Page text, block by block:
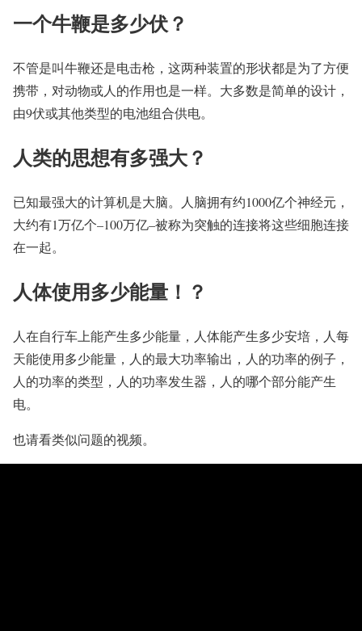
一个牛鞭是多少伏？
不管是叫牛鞭还是电击枪，这两种装置的形状都是为了方便
携带，对动物或人的作用也是一样。大多数是简单的设计，
由9伏或其他类型的电池组合供电。
人类的思想有多强大？
已知最强大的计算机是大脑。人脑拥有约1000亿个神经元，
大约有1万亿个–100万亿–被称为突触的连接将这些细胞连接
在一起。
人体使用多少能量！？
人在自行车上能产生多少能量，人体能产生多少安培，人每
天能使用多少能量，人的最大功率输出，人的功率的例子，
人的功率的类型，人的功率发生器，人的哪个部分能产生
电。
也请看类似问题的视频。